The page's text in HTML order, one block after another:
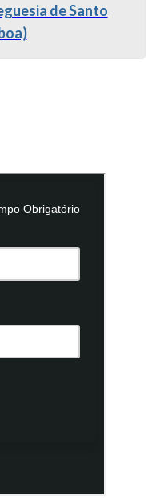
de Santo